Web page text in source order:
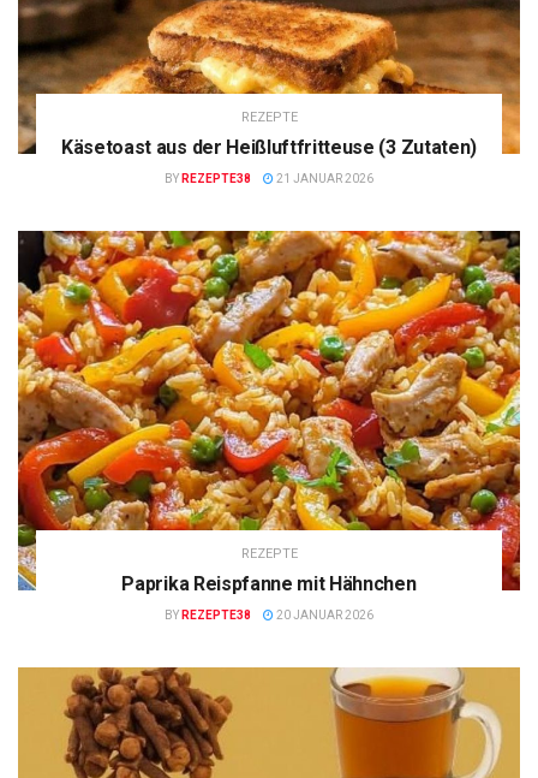
REZEPTE
Käsetoast aus der Heißluftfritteuse (3 Zutaten)
BY REZEPTE38 21 JANUAR 2026
REZEPTE
Paprika Reispfanne mit Hähnchen
BY REZEPTE38 20 JANUAR 2026